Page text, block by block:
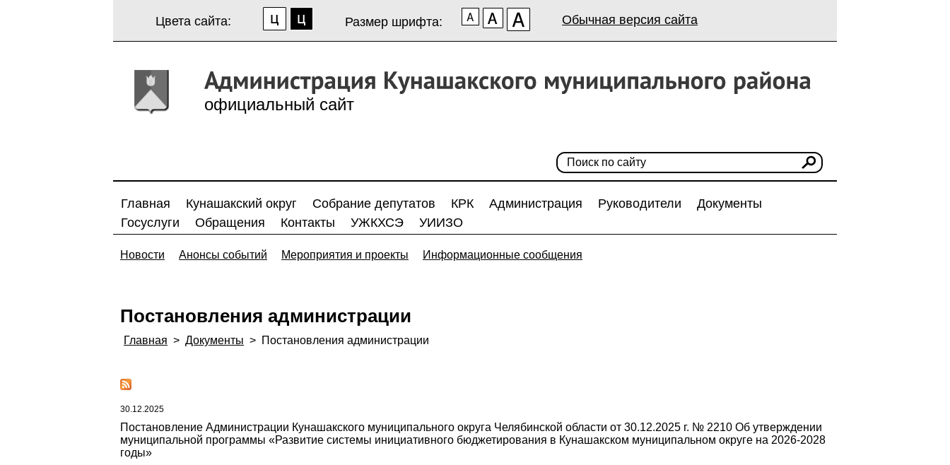
Цвета сайта: Размер шрифта: Обычная версия сайта
официальный сайт
Главная Кунашакский округ Собрание депутатов КРК Администрация Руководители
Документы
Госуслуги
Обращения Контакты УЖКХСЭ УИИЗО
Новости Анонсы событий Мероприятия и проекты Информационные сообщения
Постановления администрации
Главная > Документы > Постановления администрации
30.12.2025
Постановление Администрации Кунашакского муниципального округа Челябинской области от 30.12.2025 г. № 2210 Об утверждении
муниципальной программы «Развитие системы инициативного бюджетирования в Кунашакском муниципальном округе на 2026-2028
годы»